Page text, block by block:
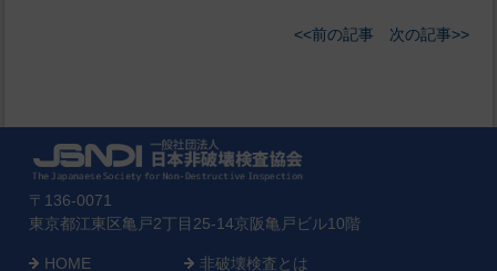
<<前の記事 次の記事>>
〒136-0071
東京都江東区亀戸2丁目25-14京阪亀戸ビル10階
HOME 非破壊検査とは